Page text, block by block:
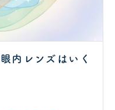
内レンズはいく